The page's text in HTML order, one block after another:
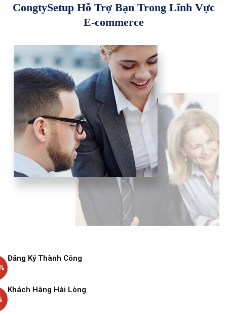
CongtySetup Hỗ Trợ Bạn Trong Lĩnh Vực
E-commerce
Đăng Ký Thành Công
Khách Hàng Hài Lòng